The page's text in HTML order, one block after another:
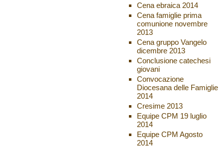
Cena ebraica 2014
Cena famiglie prima
comunione novembre
2013
Cena gruppo Vangelo
dicembre 2013
Conclusione catechesi
giovani
Convocazione
Diocesana delle Famiglie
2014
Cresime 2013
Equipe CPM 19 luglio
2014
Equipe CPM Agosto
2014